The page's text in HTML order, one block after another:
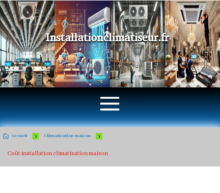
Installationclimatiseur.fr
 Accueil 5 Climatisation maison 5
Coût installation climatisation maison